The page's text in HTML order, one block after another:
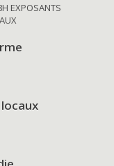
EXPOSANTS